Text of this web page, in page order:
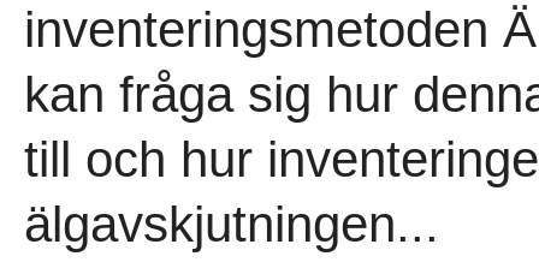
inventeringsmetoden
kan fråga sig hur
till och hur
älgavskjutningen...